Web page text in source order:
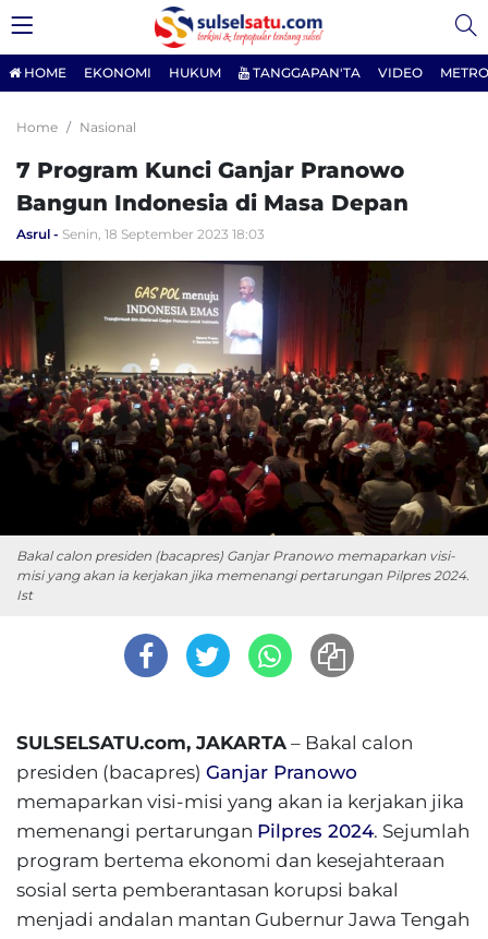
HOME EKONOMI HUKUM TANGGAPAN'TA VIDEO
Home Nasional
7 Program Kunci Ganjar Pranowo
Bangun Indonesia di Masa Depan
Asrul Senin, 18 September 2023 18:03
Bakal calon presiden (bacapres) Ganjar Pranowo memaparkan visi-
misi yang akan ia kerjakan jika memenangi pertarungan Pilpres 2024.
Ist
SULSELSATU.com, JAKARTA – Bakal calon
presiden (bacapres) Ganjar Pranowo
memaparkan visi-misi yang akan ia kerjakan jika
memenangi pertarungan Pilpres 2024. Sejumlah
program bertema ekonomi dan kesejahteraan
sosial serta pemberantasan korupsi bakal
menjadi andalan mantan Gubernur Jawa Tengah